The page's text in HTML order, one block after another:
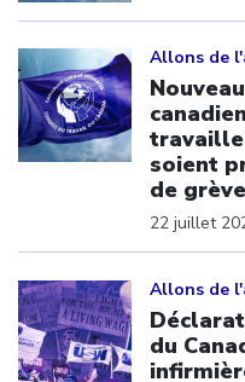
Allons de
soient
de
22 juillet
Allons de
du